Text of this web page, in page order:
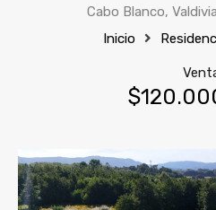
Cabo Blanco,
Inicio